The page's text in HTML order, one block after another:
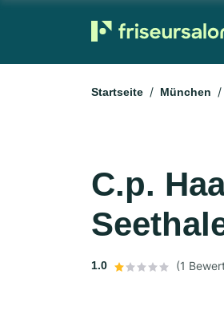
Startseite München
C.p.
1.0 (1